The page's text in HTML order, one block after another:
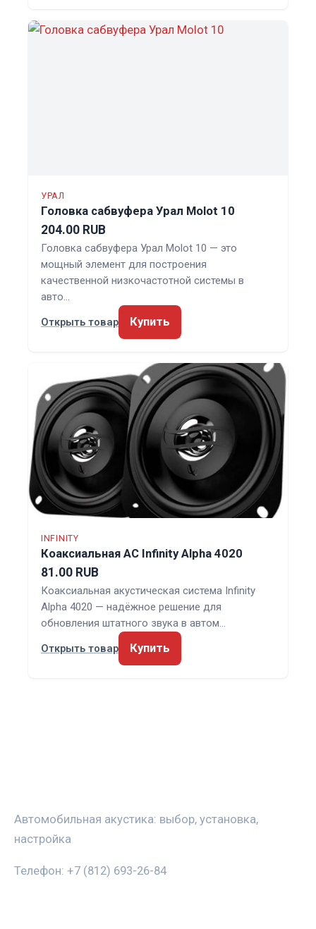
УРАЛ
Головка сабвуфера Урал Molot 10
204.00 RUB
Головка сабвуфера Урал Molot 10 — это
мощный элемент для построения
качественной низкочастотной системы в
авто…
Открыть товар
Купить
INFINITY
Коаксиальная АС Infinity Alpha 4020
81.00 RUB
Коаксиальная акустическая система Infinity
Alpha 4020 — надёжное решение для
обновления штатного звука в автом…
Открыть товар
Купить
Автомобильная акустика: выбор, установка,
настройка
Телефон: +7 (812) 693-26-84